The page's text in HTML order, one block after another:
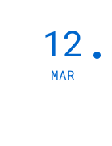
12
MAR